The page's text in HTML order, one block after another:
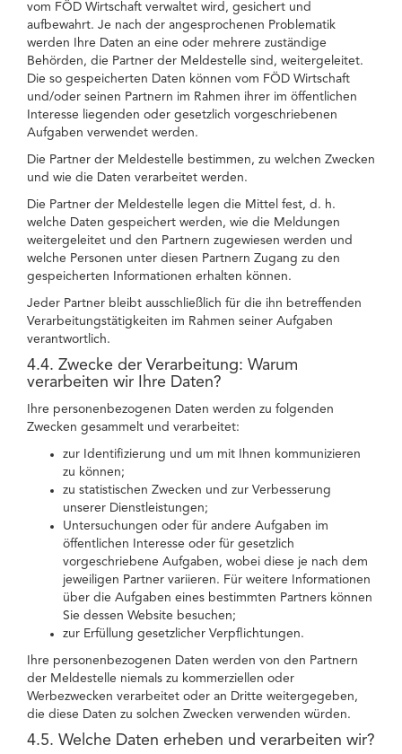
vom FÖD Wirtschaft verwaltet wird, gesichert und
aufbewahrt. Je nach der angesprochenen Problematik
werden Ihre Daten an eine oder mehrere zuständige
Behörden, die Partner der Meldestelle sind, weitergeleitet.
Die so gespeicherten Daten können vom FÖD Wirtschaft
und/oder seinen Partnern im Rahmen ihrer im öffentlichen
Interesse liegenden oder gesetzlich vorgeschriebenen
Aufgaben verwendet werden.
Die Partner der Meldestelle bestimmen, zu welchen Zwecken
und wie die Daten verarbeitet werden.
Die Partner der Meldestelle legen die Mittel fest, d. h.
welche Daten gespeichert werden, wie die Meldungen
weitergeleitet und den Partnern zugewiesen werden und
welche Personen unter diesen Partnern Zugang zu den
gespeicherten Informationen erhalten können.
Jeder Partner bleibt ausschließlich für die ihn betreffenden
Verarbeitungstätigkeiten im Rahmen seiner Aufgaben
verantwortlich.
4.4. Zwecke der Verarbeitung: Warum
verarbeiten wir Ihre Daten?
Ihre personenbezogenen Daten werden zu folgenden
Zwecken gesammelt und verarbeitet:
zur Identifizierung und um mit Ihnen kommunizieren
zu können;
zu statistischen Zwecken und zur Verbesserung
unserer Dienstleistungen;
Untersuchungen oder für andere Aufgaben im
öffentlichen Interesse oder für gesetzlich
vorgeschriebene Aufgaben, wobei diese je nach dem
jeweiligen Partner variieren. Für weitere Informationen
über die Aufgaben eines bestimmten Partners können
Sie dessen Website besuchen;
zur Erfüllung gesetzlicher Verpflichtungen.
Ihre personenbezogenen Daten werden von den Partnern
der Meldestelle niemals zu kommerziellen oder
Werbezwecken verarbeitet oder an Dritte weitergegeben,
die diese Daten zu solchen Zwecken verwenden würden.
4.5. Welche Daten erheben und verarbeiten wir?